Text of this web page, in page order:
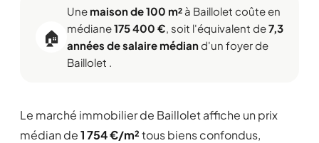
🏠
Une maison de 100 m² à Baillolet coûte en
médiane175 400 €, soit l'équivalent de7,3
années de salaire médiand'un foyer de
Baillolet .
Le marché immobilier de Baillolet affiche un prix
médian de1 754 €/m²tous biens confondus,